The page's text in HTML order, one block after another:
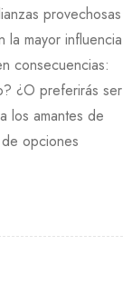
provechosas
la mayor influencia
consecuencias:
¿O preferirás ser
los amantes de
opciones